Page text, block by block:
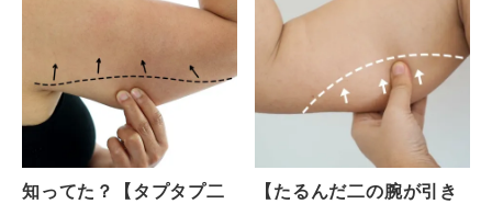
知ってた？【タプタプ二
【たるんだ二の腕が引き